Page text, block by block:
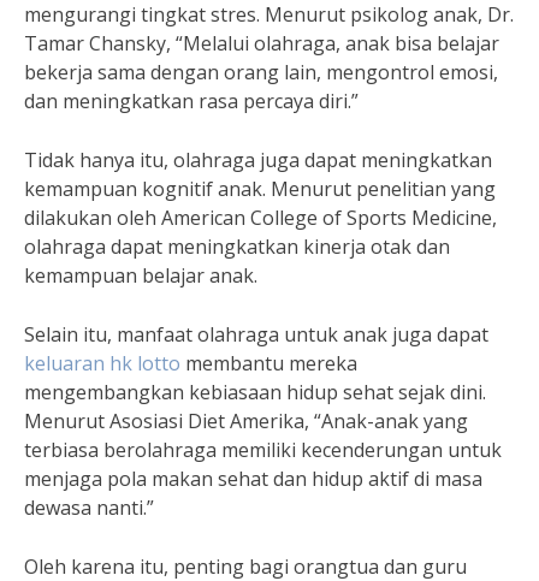
mengurangi tingkat stres. Menurut psikolog anak, Dr.
Tamar Chansky, “Melalui olahraga, anak bisa belajar
bekerja sama dengan orang lain, mengontrol emosi,
dan meningkatkan rasa percaya diri.”
Tidak hanya itu, olahraga juga dapat meningkatkan
kemampuan kognitif anak. Menurut penelitian yang
dilakukan oleh American College of Sports Medicine,
olahraga dapat meningkatkan kinerja otak dan
kemampuan belajar anak.
Selain itu, manfaat olahraga untuk anak juga dapat
keluaran hk lotto membantu mereka
mengembangkan kebiasaan hidup sehat sejak dini.
Menurut Asosiasi Diet Amerika, “Anak-anak yang
terbiasa berolahraga memiliki kecenderungan untuk
menjaga pola makan sehat dan hidup aktif di masa
dewasa nanti.”
Oleh karena itu, penting bagi orangtua dan guru